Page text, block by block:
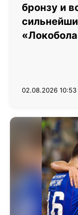
бронзу и
02.08.2026 10:53